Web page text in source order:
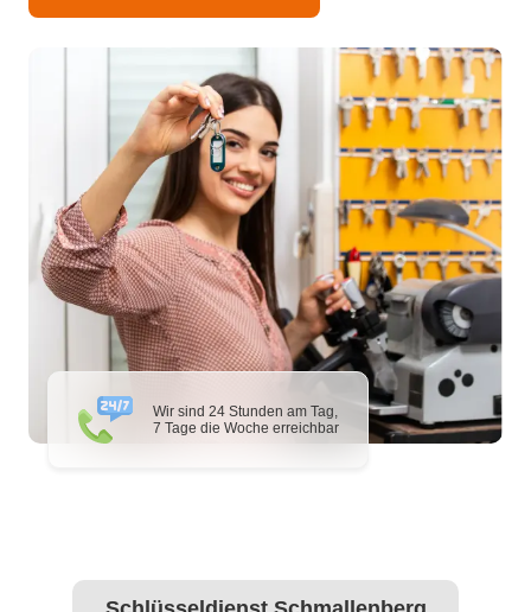
Wir sind 24 Stunden am Tag,
7 Tage die Woche erreichbar